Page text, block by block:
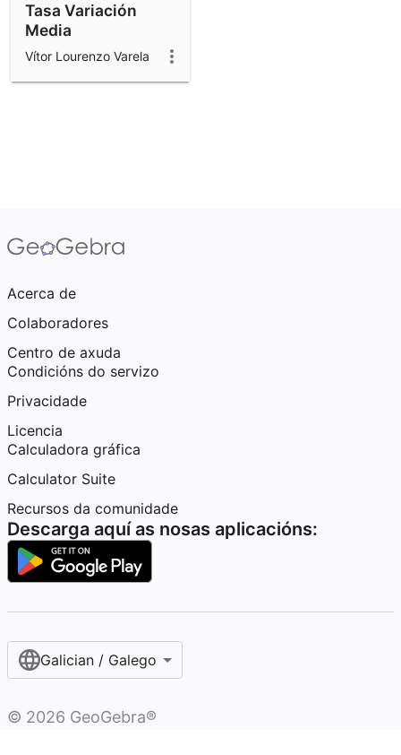
Tasa Variación
Media
Vítor Lourenzo Varela
Acerca de
Colaboradores
Centro de axuda
Condicións do servizo
Privacidade
Licencia
Calculadora gráfica
Calculator Suite
Recursos da comunidade
Descarga aquí as nosas aplicacións:
Galician / Galego‎
© 2026 GeoGebra®